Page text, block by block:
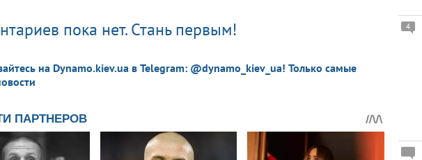
пока нет. Стань первым!
на Dynamo.kiev.ua в Telegram: @dynamo_kiev_ua! Только самые
4